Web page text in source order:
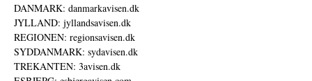
DANMARK: danmarkavisen.dk
JYLLAND: jyllandsavisen.dk
REGIONEN: regionsavisen.dk
SYDDANMARK: sydavisen.dk
TREKANTEN: 3avisen.dk